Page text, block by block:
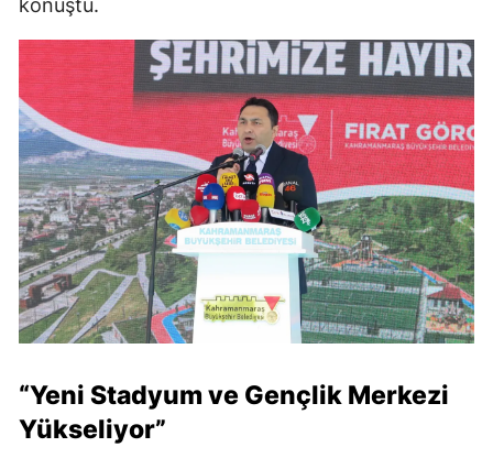
“Yeni Stadyum ve Gençlik Merkezi
Yükseliyor”